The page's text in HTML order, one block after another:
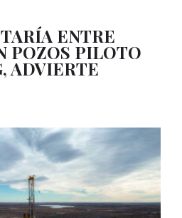
ENTRE
POZOS PILOTO
ADVIERTE